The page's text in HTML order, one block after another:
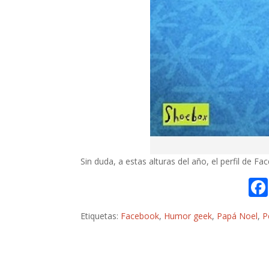
Sin duda, a estas alturas del año, el perfil de
Etiquetas: Facebook, Humor geek, Papá Noel,